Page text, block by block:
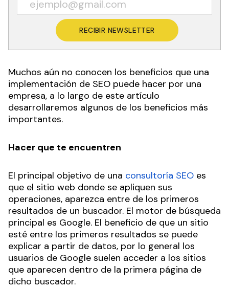
RECIBIR NEWSLETTER
Muchos aún no conocen los beneficios que una
implementación de SEO puede hacer por una
empresa, a lo largo de este artículo
desarrollaremos algunos de los beneficios más
importantes.
Hacer que te encuentren
El principal objetivo de una consultoría SEO es
que el sitio web donde se apliquen sus
operaciones, aparezca entre de los primeros
resultados de un buscador. El motor de búsqueda
principal es Google. El beneficio de que un sitio
esté entre los primeros resultados se puede
explicar a partir de datos, por lo general los
usuarios de Google suelen acceder a los sitios
que aparecen dentro de la primera página de
dicho buscador.